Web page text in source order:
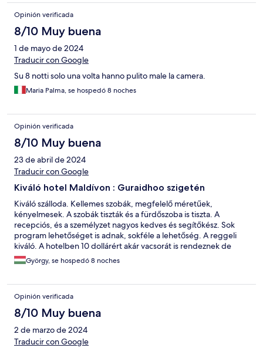
Opinión verificada
8/10 Muy buena
1 de mayo de 2024
Traducir con Google
Su 8 notti solo una volta hanno pulito male la camera.
Maria Palma, se hospedó 8 noches
Opinión verificada
8/10 Muy buena
23 de abril de 2024
Traducir con Google
Kiváló hotel Maldívon : Guraidhoo szigetén
Kiváló szálloda. Kellemes szobák, megfelelő méretűek,
kényelmesek. A szobák tiszták és a fürdőszoba is tiszta. A
recepciós, és a személyzet nagyos kedves és segítőkész. Sok
program lehetőséget is adnak, sokféle a lehetőség. A reggeli
kiváló. A hotelben 10 dollárért akár vacsorát is rendeznek de
előre kell szólni. A hotel személyzete fogad a kikötőben és
jönnek kis kocsival a bőröndökért, természetesen előre
György, se hospedó 8 noches
Opinión verificada
8/10 Muy buena
2 de marzo de 2024
Traducir con Google